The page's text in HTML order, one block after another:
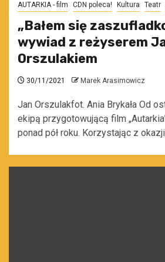
AUTARKIA - film CDN poleca! Kultura Teatr
„Bałem się
wywiad z reżyserem
Orszulakiem
30/11/2021 Marek Arasimowicz
Jan Orszulakfot. Ania Brykała Od
ekipą przygotowującą film
ponad pół roku. Korzystając z